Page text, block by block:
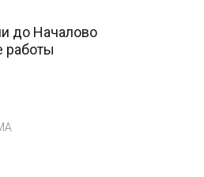
до Началово
работы